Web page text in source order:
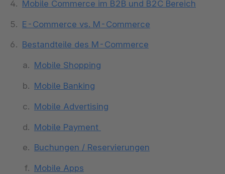
Mobile Commerce im B2B und B2C Bereich
E-Commerce vs. M-Commerce
Bestandteile des M-Commerce
Mobile Shopping
Mobile Banking
Mobile Advertising
Mobile Payment
Buchungen / Reservierungen
Mobile Apps